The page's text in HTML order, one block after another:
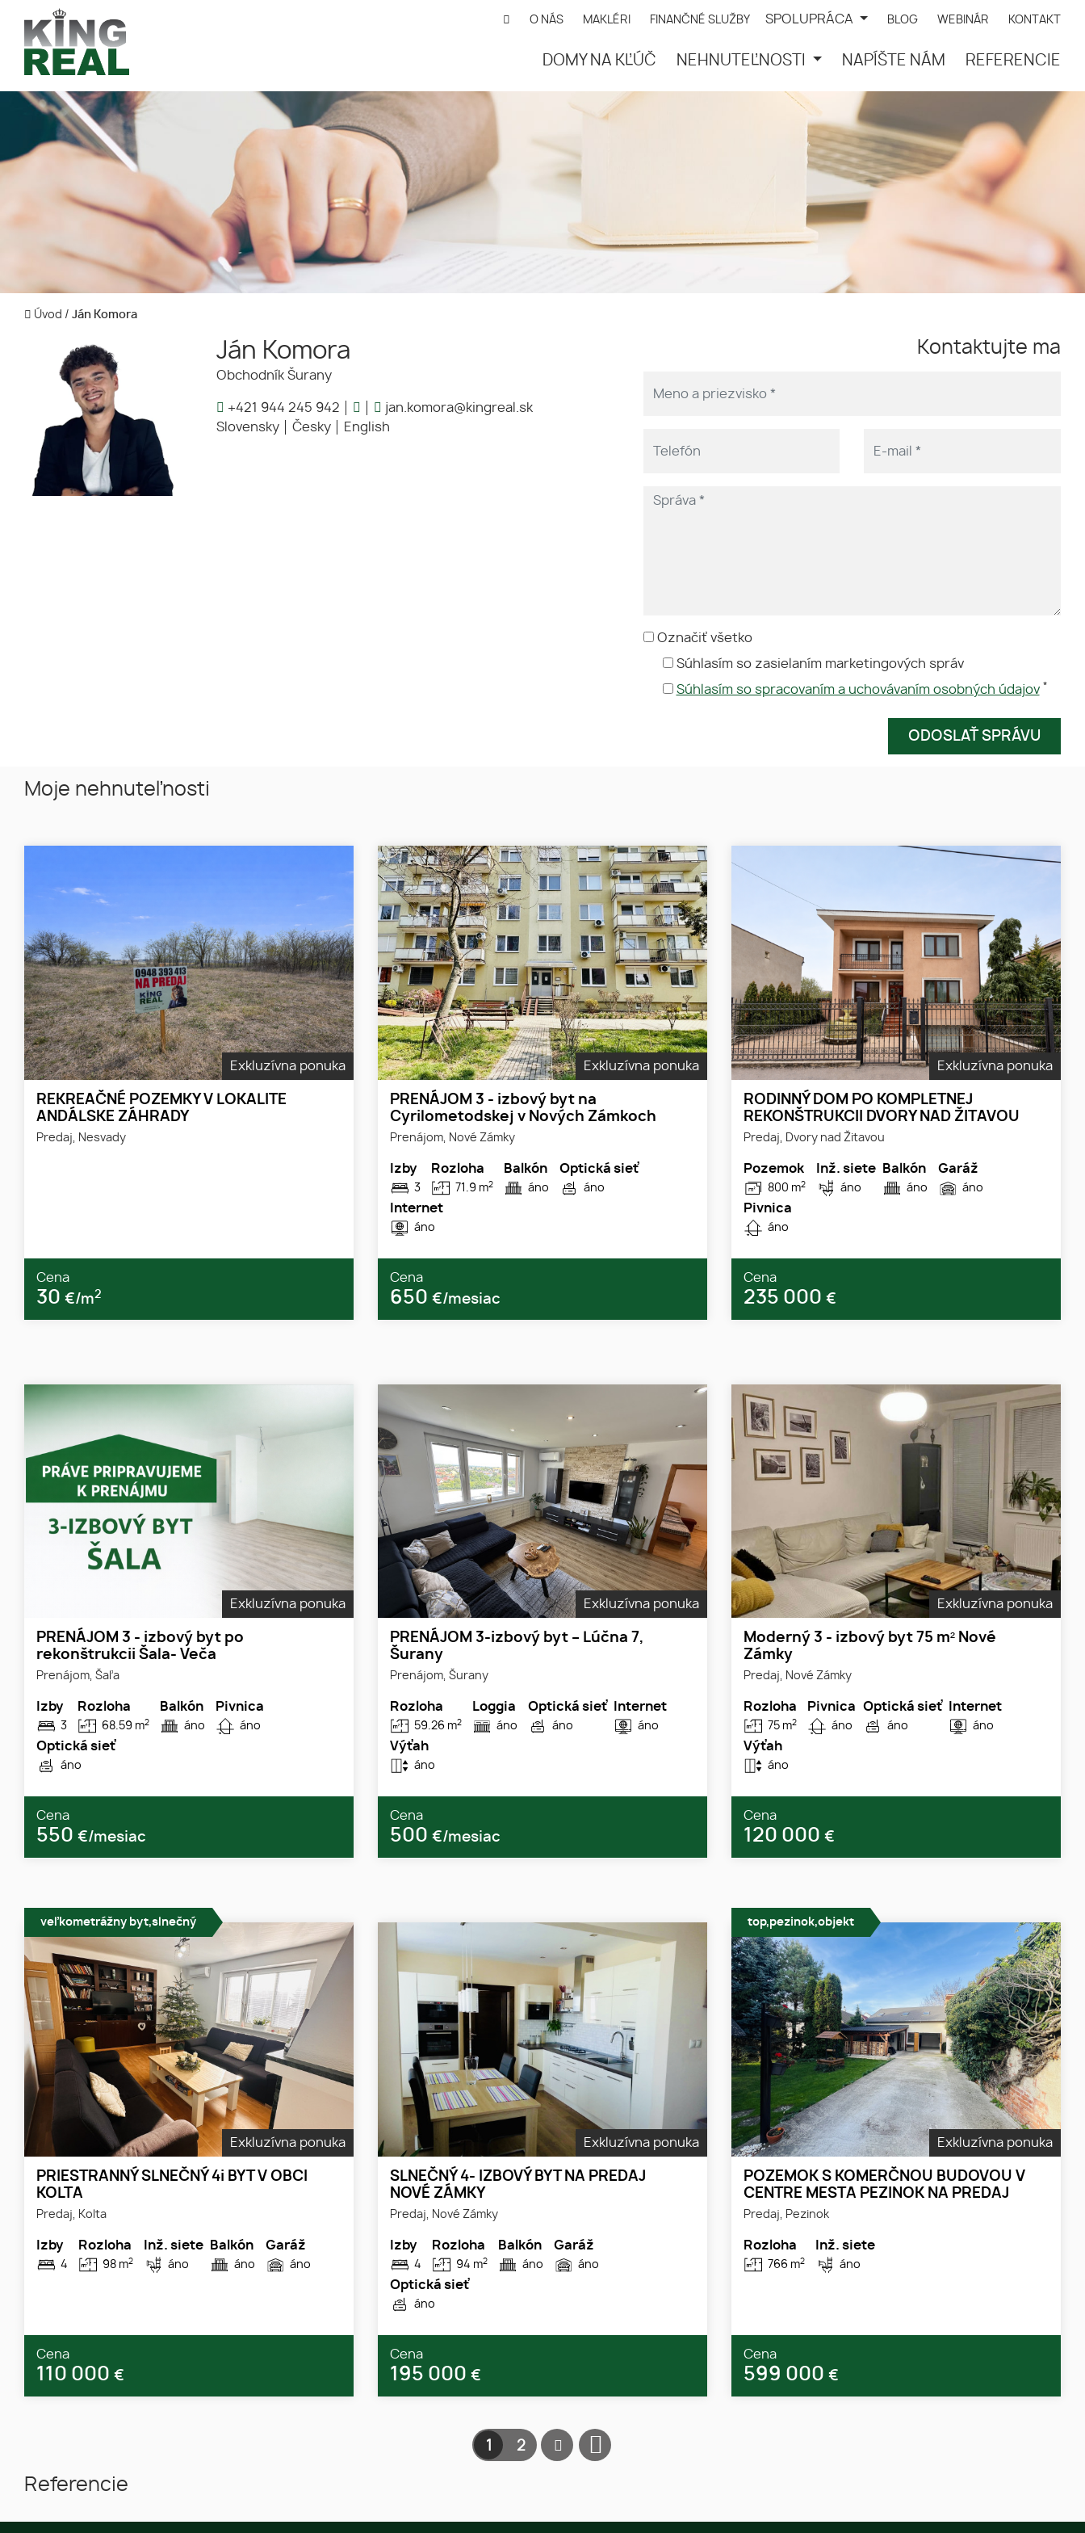
O NÁS MAKLÉRI FINANČNÉ SLUŽBY SPOLUPRÁCA BLOG WEBINÁR KONTAKT
DOMY NA KĽÚČ NEHNUTEĽNOSTI NAPÍŠTE NÁM REFERENCIE
Úvod / Ján Komora
Ján Komora
Obchodník Šurany
+421 944 245 942
jan.komora@kingreal.sk
Slovensky
Česky English
Kontaktujte ma
Označiť všetko
Súhlasím so zasielaním marketingových správ
Súhlasím so spracovaním a uchovávaním osobných údajov *
Moje nehnuteľnosti
Exkluzívna ponuka
REKREAČNÉ POZEMKY V LOKALITE
ANDÁLSKE ZÁHRADY
Predaj, Nesvady
Cena
30 €/m2
Exkluzívna ponuka
PRENÁJOM 3 - izbový byt na
Cyrilometodskej v Nových Zámkoch
Prenájom, Nové Zámky
Izby
3
Rozloha
71.9 m2
Balkón
áno
Optická sieť
áno
Internet
áno
Cena
650 €/mesiac
Exkluzívna ponuka
RODINNÝ DOM PO KOMPLETNEJ
REKONŠTRUKCII DVORY NAD ŽITAVOU
Predaj, Dvory nad Žitavou
Pozemok
800 m2
Inž. siete
áno
Balkón
áno
Garáž
áno
Pivnica
áno
Cena
235 000 €
Exkluzívna ponuka
PRENÁJOM 3 - izbový byt po
rekonštrukcii Šala- Veča
Prenájom, Šaľa
Izby
3
Rozloha
68.59 m2
Balkón
áno
Pivnica
áno
Optická sieť
áno
Cena
550 €/mesiac
Exkluzívna ponuka
PRENÁJOM 3-izbový byt – Lúčna 7,
Šurany
Prenájom, Šurany
Rozloha
59.26 m2
Loggia
áno
Optická sieť
áno
Internet
áno
Výťah
áno
Cena
500 €/mesiac
Exkluzívna ponuka
Moderný 3 - izbový byt 75 m² Nové
Zámky
Predaj, Nové Zámky
Rozloha
75 m2
Pivnica
áno
Optická sieť
áno
Internet
áno
Výťah
áno
Cena
120 000 €
Exkluzívna ponuka
PRIESTRANNÝ SLNEČNÝ 4i BYT V OBCI
KOLTA
Predaj, Kolta
Izby
4
Rozloha
98 m2
Inž. siete
áno
Balkón
áno
Garáž
áno
Cena
110 000 €
veľkometrážny byt,slnečný
Exkluzívna ponuka
SLNEČNÝ 4- IZBOVÝ BYT NA PREDAJ
NOVÉ ZÁMKY
Predaj, Nové Zámky
Izby
4
Rozloha
94 m2
Balkón
áno
Garáž
áno
Optická sieť
áno
Cena
195 000 €
Exkluzívna ponuka
POZEMOK S KOMERČNOU BUDOVOU V
CENTRE MESTA PEZINOK NA PREDAJ
Predaj, Pezinok
Rozloha
766 m2
Inž. siete
áno
Cena
599 000 €
top,pezinok,objekt
1 2
Referencie